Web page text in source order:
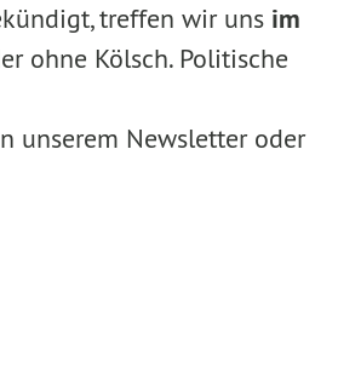
treffen wir uns im
ohne Kölsch. Politische
unserem Newsletter oder